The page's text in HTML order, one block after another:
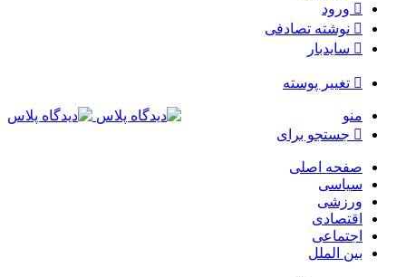
ورود
نوشته تصادفی
سایدبار
تغییر پوسته
منو
جستجو برای
صفحه اصلی
سیاسی
ورزشی
اقتصادی
اجتماعی
بین الملل